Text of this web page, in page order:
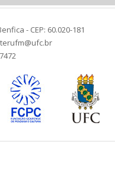
- CEP: 60.020-181